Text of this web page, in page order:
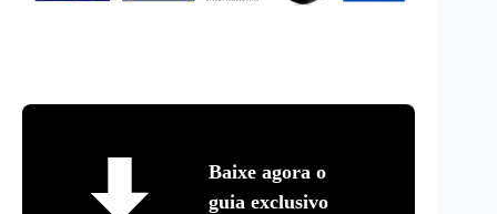
Baixe agora o
guia exclusivo